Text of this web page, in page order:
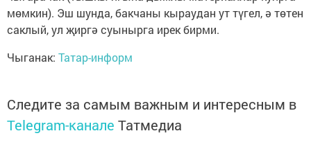
мөмкин). Эш шунда, бакчаны кыраудан ут түгел, ә төтен
саклый, ул җиргә суынырга ирек бирми.
Чыганак: Татар-информ
Следите за самым важным и интересным в
Telegram-канале Татмедиа